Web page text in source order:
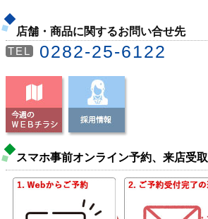
店舗・商品に関するお問い合せ先
TEL 0282-25-6122
スマホ事前オンライン予約、来店受取